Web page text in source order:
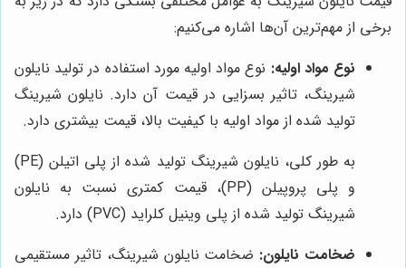
برخی از مهم‌ترین آن‌ها اشاره می‌کنیم:
نوع مواد اولیه: نوع مواد اولیه مورد استفاده در تولید نایلون
شیرینگ، تاثیر بسزایی در قیمت آن دارد. نایلون شیرینگ
تولید شده از مواد اولیه با کیفیت بالا، قیمت بیشتری دارد.
به طور کلی، نایلون شیرینگ تولید شده از پلی اتیلن (PE)
و پلی پروپیلن (PP)، قیمت کمتری نسبت به نایلون
شیرینگ تولید شده از پلی وینیل کلراید (PVC) دارد.
ضخامت نایلون: ضخامت نایلون شیرینگ، تاثیر مستقیمی